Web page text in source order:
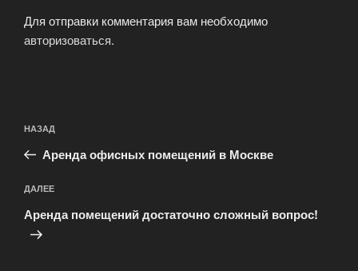
Для отправки комментария вам необходимо
авторизоваться.
по
записям
Предыдущая
запись:
НАЗАД
Аренда офисных помещений в Москве
Следующая
запись
ДАЛЕЕ
Аренда помещений достаточно сложный вопрос!